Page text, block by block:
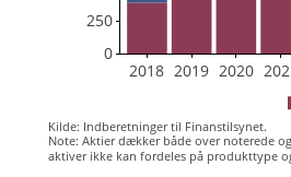
2018 2019 2020
0
250
Kilde: Indberetninger til Finanstilsynet.
Note: Aktier dækker både over noterede
aktiver ikke kan fordeles på produkttype